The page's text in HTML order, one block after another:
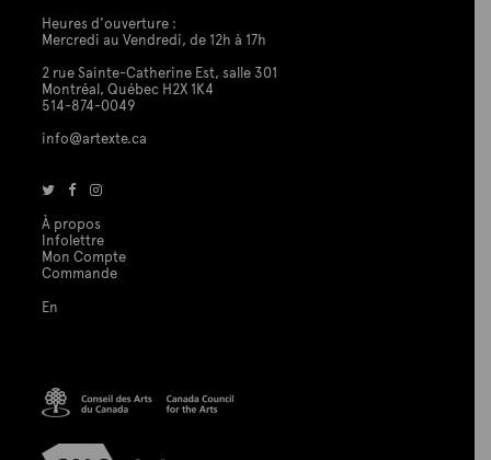
Heures d'ouverture :
Mercredi au Vendredi, de 12h à 17h
2 rue Sainte-Catherine Est, salle 301
Montréal, Québec H2X 1K4
514-874-0049
info@artexte.ca
À propos
Infolettre
Mon Compte
Commande
En